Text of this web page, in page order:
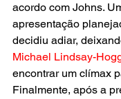
acordo com Johns.
apresentação
decidiu adiar,
Michael Lindsay-
encontrar um clímax
Finalmente, após a